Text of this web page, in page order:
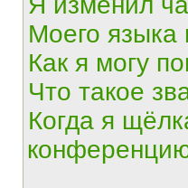
Моего языка
Как я могу
Что такое
Когда я